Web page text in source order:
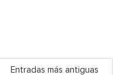
Entradas más antiguas